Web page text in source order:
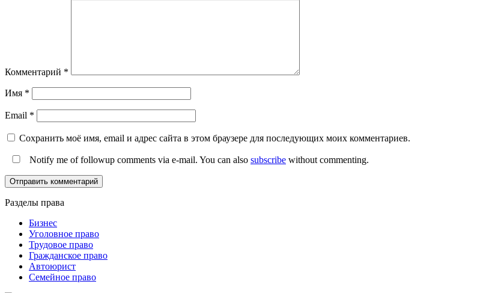
Комментарий *
Имя *
Email *
Сохранить моё имя, email и адрес сайта в этом браузере для последующих моих комментариев.
Notify me of followup comments via e-mail. You can also subscribe without commenting.
Разделы права
Бизнес
Уголовное право
Трудовое право
Гражданское право
Автоюрист
Семейное право